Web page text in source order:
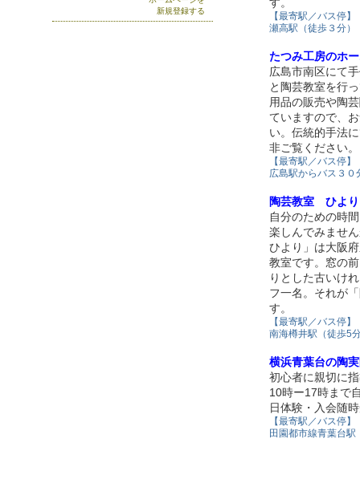
【最寄駅／バス停】
瀬高駅（徒歩３分）
たつみ工房のホ
広島市南区にて
と陶芸教室を行
用品の販売や陶
ていますので、
い。伝統的手法
非ご覧ください。
【最寄駅／バス停】
広島駅からバス３０
陶芸教室 ひより
自分のための時
楽しんでみま
ひより」は大阪
教室です。窓の
りとした古いけ
フ一名。それが
す。
【最寄駅／バス停】
南海樽井駅（徒歩5
横浜青葉台の陶
初心者に親切に
10時ー17時まで
日体験・入会随
【最寄駅／バス停】
田園都市線青葉台駅
新規登録する